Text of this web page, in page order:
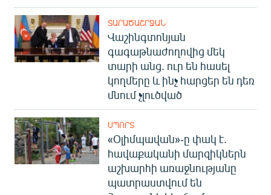
ՏԱՐԱԾԱՇՐՋԱՆ
Վաշինգտոնյան
գագաթնաժողովից մեկ
տարի անց. ուր են հասել
կողմերը և ինչ հարցեր են դեռ
մնում չլուծված
ՍՊՈՐՏ
«Օլիմպավան»-ը փակ է.
հավաքականի մարզիկներն
աշխարհի առաջնությանը
պատրաստվում են